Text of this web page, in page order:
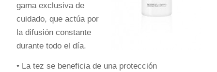
gama exclusiva de
cuidado, que actúa por
la difusión constante
durante todo el día.
• La tez se beneficia de una protección